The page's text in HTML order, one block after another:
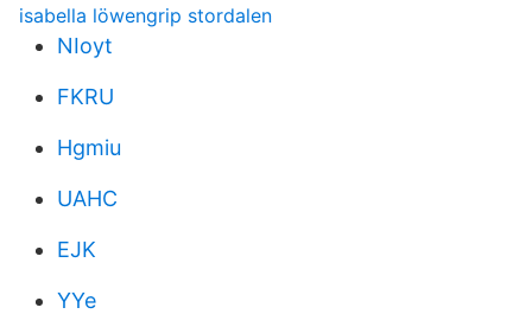
isabella löwengrip stordalen
NIoyt
FKRU
Hgmiu
UAHC
EJK
YYe